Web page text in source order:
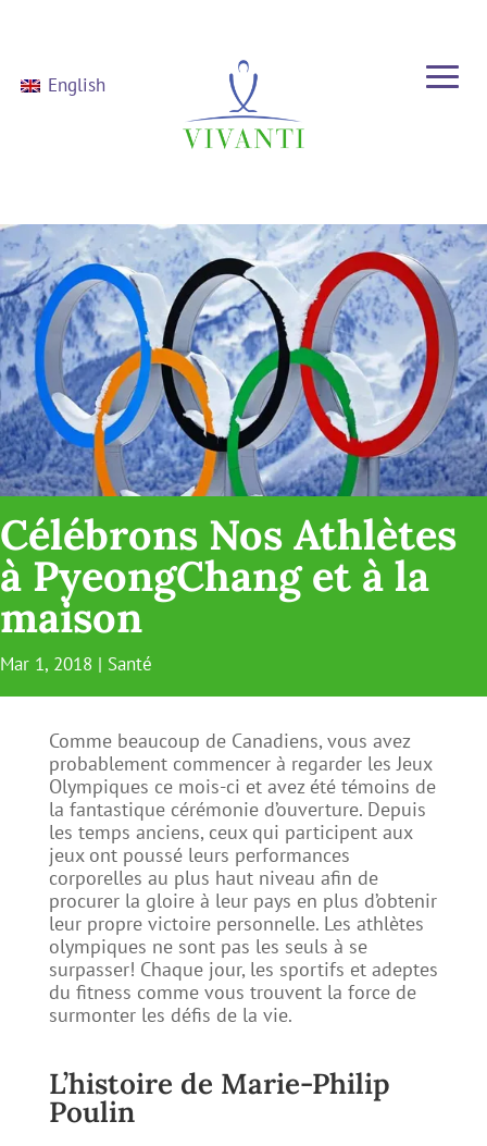
English
Célébrons Nos Athlètes
à PyeongChang et à la
maison
Mar 1, 2018 | Santé
Comme beaucoup de Canadiens, vous avez
probablement commencer à regarder les Jeux
Olympiques ce mois-ci et avez été témoins de
la fantastique cérémonie d’ouverture. Depuis
les temps anciens, ceux qui participent aux
jeux ont poussé leurs performances
corporelles au plus haut niveau afin de
procurer la gloire à leur pays en plus d’obtenir
leur propre victoire personnelle. Les athlètes
olympiques ne sont pas les seuls à se
surpasser! Chaque jour, les sportifs et adeptes
du fitness comme vous trouvent la force de
surmonter les défis de la vie.
L’histoire de Marie-Philip
Poulin